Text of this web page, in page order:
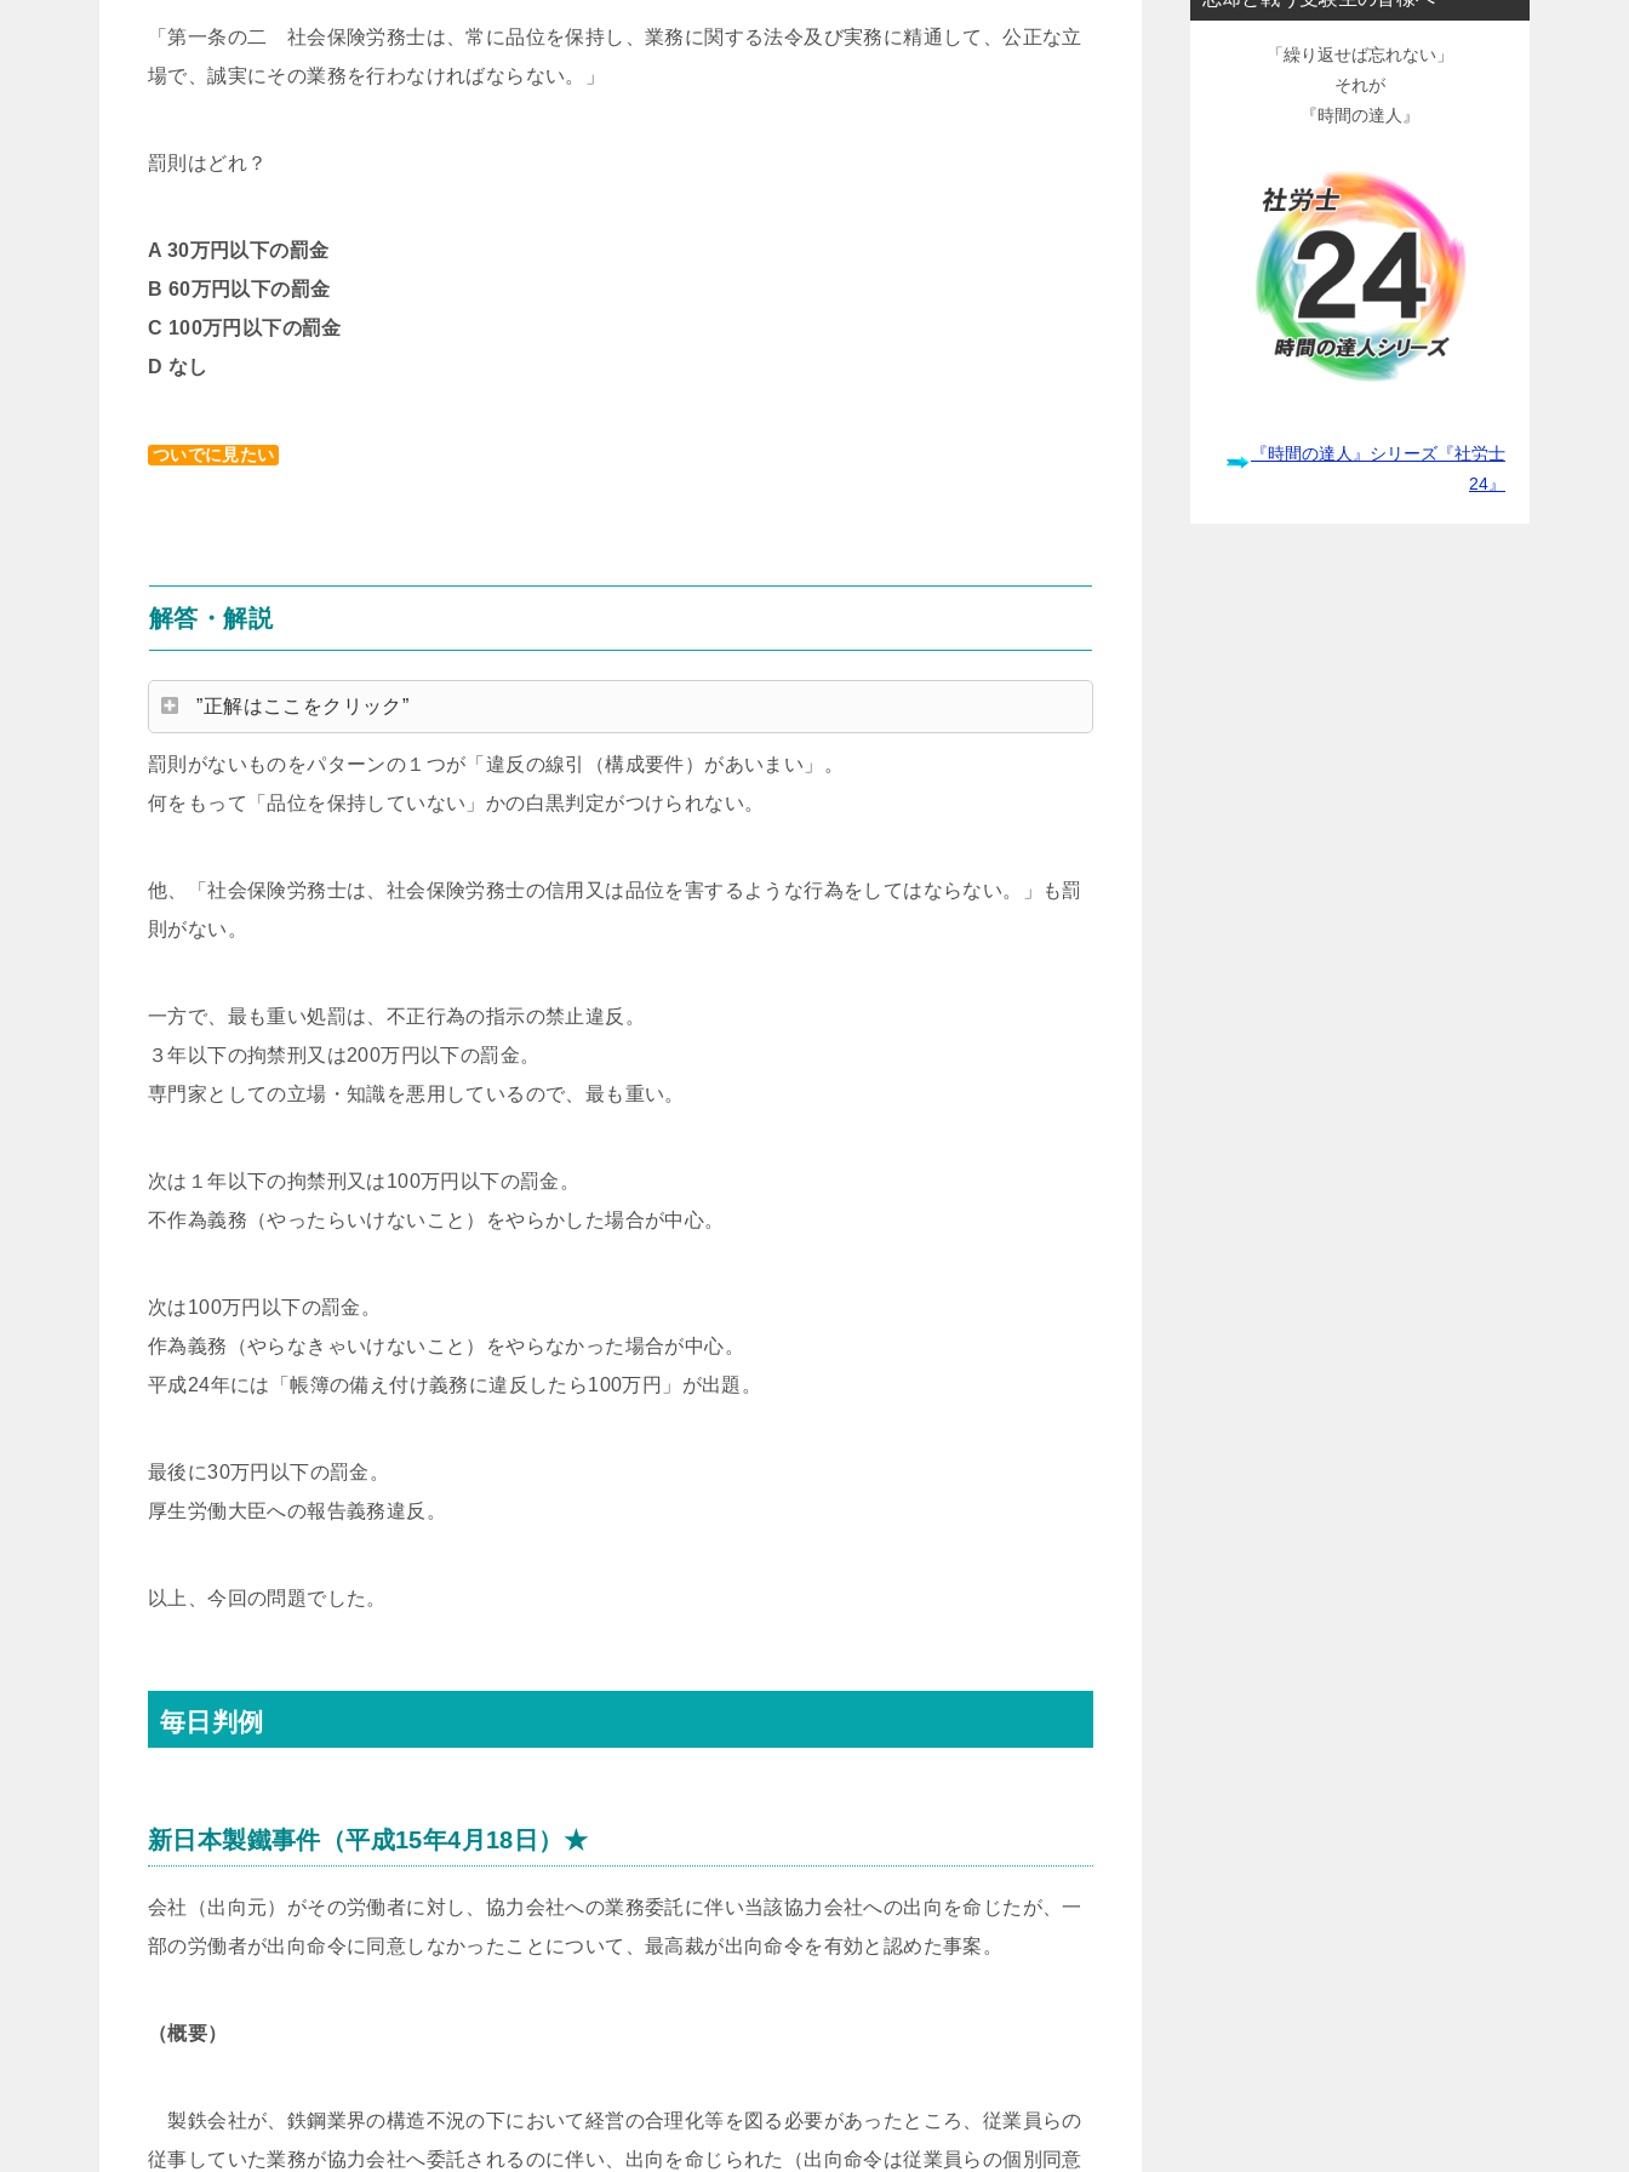
「第一条の二 社会保険労務士は、常に品位を保持し、業務に関する法令及び実務に精通して、公正な立
場で、誠実にその業務を行わなければならない。」
罰則はどれ？
A 30万円以下の罰金
B 60万円以下の罰金
C 100万円以下の罰金
D なし
ついでに見たい
解答・解説
”正解はここをクリック”
罰則がないものをパターンの１つが「違反の線引（構成要件）があいまい」。
何をもって「品位を保持していない」かの白黒判定がつけられない。
他、「社会保険労務士は、社会保険労務士の信用又は品位を害するような行為をしてはならない。」も罰
則がない。
一方で、最も重い処罰は、不正行為の指示の禁止違反。
３年以下の拘禁刑又は200万円以下の罰金。
専門家としての立場・知識を悪用しているので、最も重い。
次は１年以下の拘禁刑又は100万円以下の罰金。
不作為義務（やったらいけないこと）をやらかした場合が中心。
次は100万円以下の罰金。
作為義務（やらなきゃいけないこと）をやらなかった場合が中心。
平成24年には「帳簿の備え付け義務に違反したら100万円」が出題。
最後に30万円以下の罰金。
厚生労働大臣への報告義務違反。
以上、今回の問題でした。
毎日判例
新日本製鐵事件（平成15年4月18日）★
会社（出向元）がその労働者に対し、協力会社への業務委託に伴い当該協力会社への出向を命じたが、一
部の労働者が出向命令に同意しなかったことについて、最高裁が出向命令を有効と認めた事案。
（概要）
製鉄会社が、鉄鋼業界の構造不況の下において経営の合理化等を図る必要があったところ、従業員らの
従事していた業務が協力会社へ委託されるのに伴い、出向を命じられた（出向命令は従業員らの個別同意
「繰り返せば忘れない」
それが
『時間の達人』
『時間の達人』シリーズ『社労士
24』